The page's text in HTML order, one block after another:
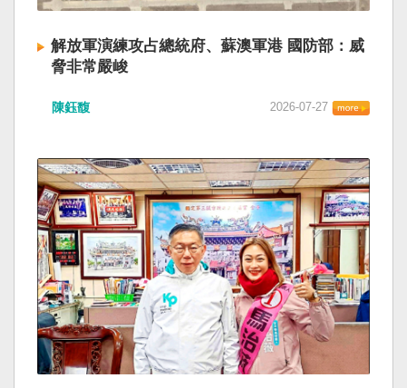
解放軍演練攻占總統府、蘇澳軍港 國防部：威
脅非常嚴峻
陳鈺馥 2026-07-27